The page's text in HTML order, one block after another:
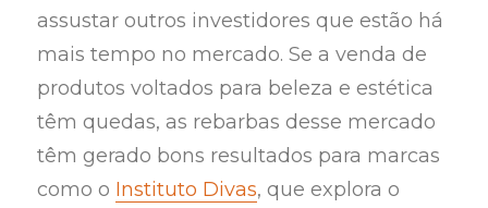
assustar outros investidores que estão há
mais tempo no mercado. Se a venda de
produtos voltados para beleza e estética
têm quedas, as rebarbas desse mercado
têm gerado bons resultados para marcas
como o Instituto Divas, que explora o